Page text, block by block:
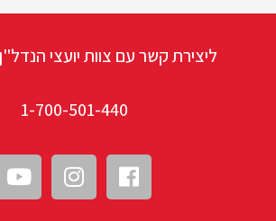
ליצירת קשר עם צוות יועצי הנדל"ן
1-700-501-440